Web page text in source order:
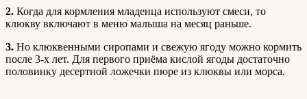
2. Когда для кормления младенца используют смеси, то
клюкву включают в меню малыша на месяц раньше.
3. Но клюквенными сиропами и свежую ягоду можно кормить
после 3-х лет. Для первого приёма кислой ягоды достаточно
половинку десертной ложечки пюре из клюквы или морса.